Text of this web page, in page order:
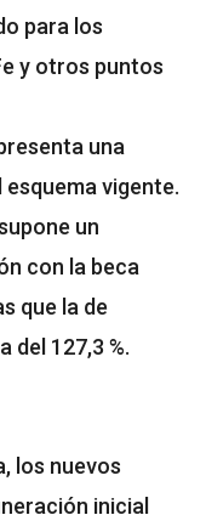
para los
y otros puntos
una
vigente.
un
con la beca
que la de
del 127,3 %.
los nuevos
inicial